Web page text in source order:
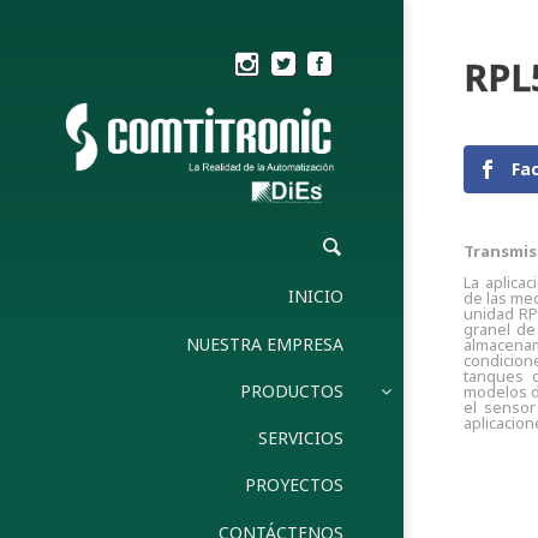
INICIO
NUESTRA EMPRESA
PRODUCTOS
SERVICIOS
PROYECTOS
CONTÁCTENOS
La
de las
unidad
granel
tanques
modelos
el